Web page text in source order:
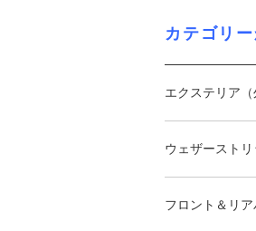
カテゴリ
エクステリア（
ウェザースト
フロント＆リア